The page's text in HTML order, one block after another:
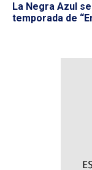
La Negra Azul
temporada de